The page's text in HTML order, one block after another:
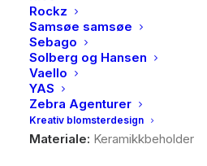
Rockz
Samsøe samsøe
Sebago
Solberg og Hansen
Vaello
YAS
Zebra Agenturer
Kreativ blomsterdesign
Produktdetaljer:
Serie:HK Living Duftlys
Design:Casa Fruits
Materiale: Keramikkbeholder